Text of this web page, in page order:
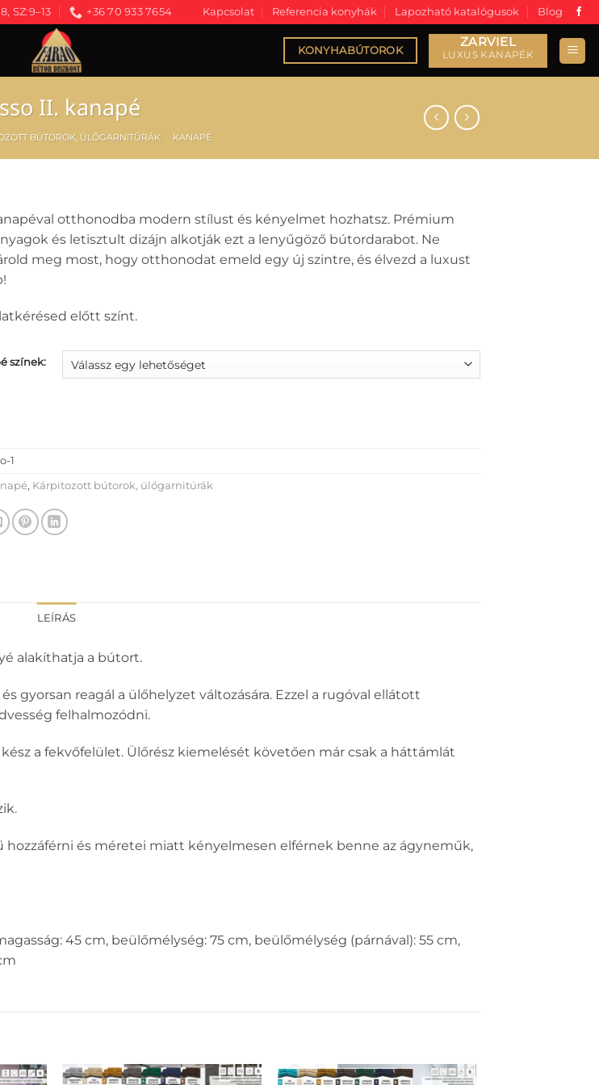
SZ:9–13 +36 70 933 7654 Kapcsolat Referencia konyhák Lapozható katalógusok Blog
KONYHABÚTOROK
II. kanapé
BÚTOROK, ÜLŐGARNITÚRÁK KANAPÉ
otthonodba modern stílust és kényelmet hozhatsz. Prémium
és letisztult dizájn alkotják ezt a lenyűgöző bútordarabot. Ne
meg most, hogy otthonodat emeld egy új szintre, és élvezd a luxust
előtt színt.
színek:
mennyiség
1
, Kárpitozott bútorok, ülőgarnitúrák
LEÍRÁS
alakíthatja a bútort.
gyorsan reagál a ülőhelyzet változására. Ezzel a rugóval ellátott
felhalmozódni.
a fekvőfelület. Ülőrész kiemelését követően már csak a háttámlát
és méretei miatt kényelmesen elférnek benne az ágyneműk,
45 cm, beülőmélység: 75 cm, beülőmélység (párnával): 55 cm,